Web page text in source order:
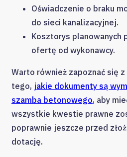
Oświadczenie o braku
do sieci kanalizacyjnej.
Kosztorys planowanych
ofertę od wykonawcy.
Warto również zapoznać się
tego, jakie dokumenty są
szamba betonowego, aby
wszystkie kwestie prawne
poprawnie jeszcze przed
dotację.